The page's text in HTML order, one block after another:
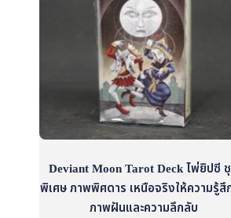
Deviant Moon Tarot Deck ไพ่ยิปซี
พิเศษ ภาพพิศดาร เหนือจริงให้ความรู้สึ
ภาพฝันและความลึกลับ